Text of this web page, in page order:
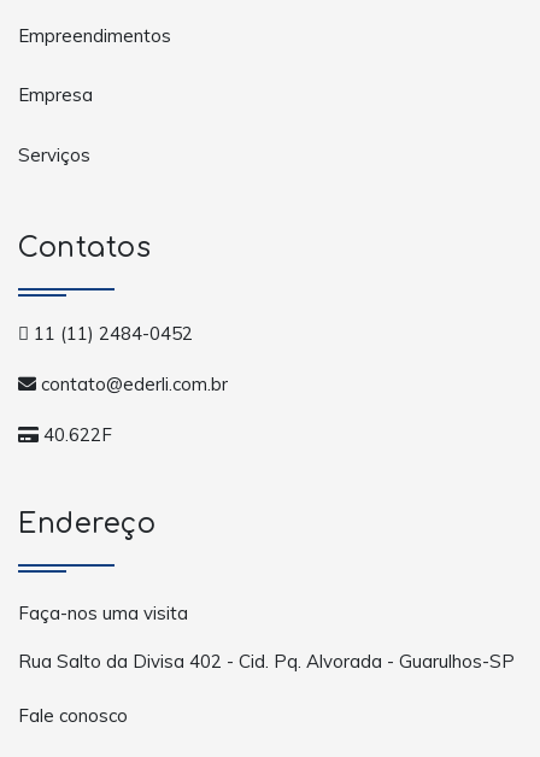
Empreendimentos
Empresa
Serviços
Contatos
11 (11) 2484-0452
contato@ederli.com.br
40.622F
Endereço
Faça-nos uma visita
Rua Salto da Divisa 402 - Cid. Pq. Alvorada - Guarulhos-SP
Fale conosco